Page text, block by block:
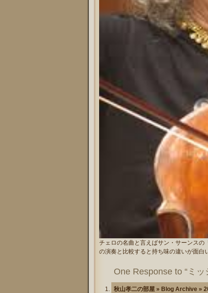
チェロの名曲と言えばサン・サーンスの
の演奏と比較すると持ち味の違いが面白
One Response to “ミ
秋山孝二の部屋 » Blog Archive »